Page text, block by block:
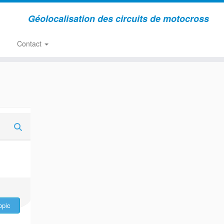
Géolocalisation des circuits de motocross
Contact